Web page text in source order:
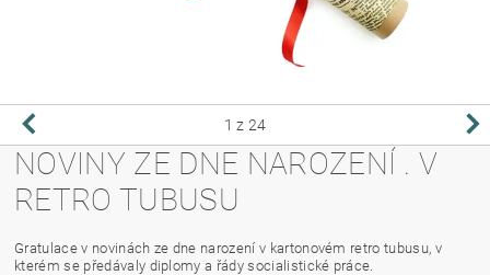
1 z 24
NOVINY ZE DNE NAROZENÍ . V
RETRO TUBUSU
Gratulace v novinách ze dne narození v kartonovém retro tubusu, v
kterém se předávaly diplomy a řády socialistické práce.